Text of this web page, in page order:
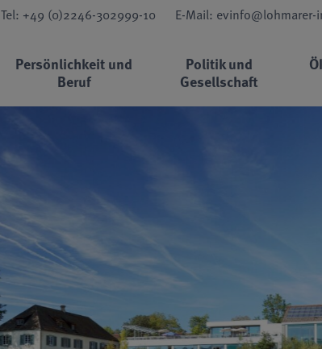
Tel: +49 (0)2246-302999-10 E-Mail:
Persönlichkeit und
Beruf
Politik und
Gesellschaft